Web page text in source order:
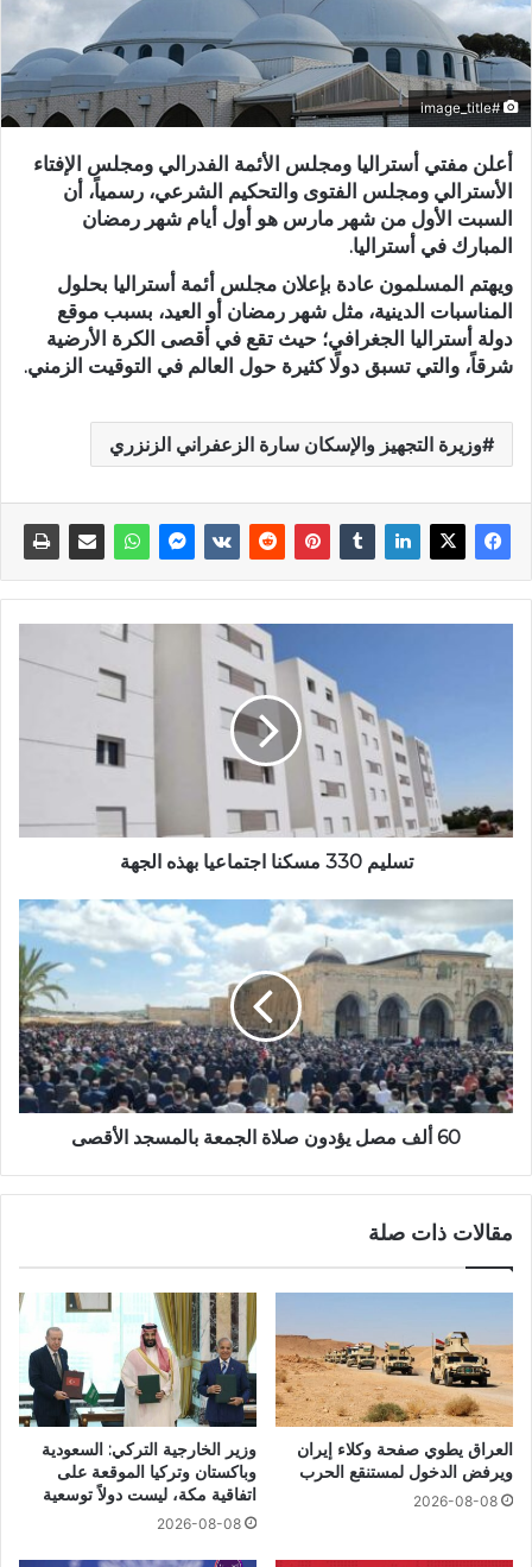
#image_title
أعلن مفتي أستراليا ومجلس الأئمة الفدرالي ومجلس الإفتاء
الأسترالي ومجلس الفتوى والتحكيم الشرعي، رسمياً، أن
السبت الأول من شهر مارس هو أول أيام شهر رمضان
المبارك في أستراليا.
ويهتم المسلمون عادة بإعلان مجلس أئمة أستراليا بحلول
المناسبات الدينية، مثل شهر رمضان أو العيد، بسبب موقع
دولة أستراليا الجغرافي؛ حيث تقع في أقصى الكرة الأرضية
شرقاً، والتي تسبق دولًا كثيرة حول العالم في التوقيت الزمني.
وزيرة التجهيز والإسكان سارة الزعفراني الزنزري
تسليم 330 مسكنا اجتماعيا بهذه الجهة
60 ألف مصل يؤدون صلاة الجمعة بالمسجد الأقصى
مقالات ذات صلة
العراق يطوي صفحة وكلاء إيران
ويرفض الدخول لمستنقع الحرب
2026-08-08
وزير الخارجية التركي: السعودية
وباكستان وتركيا الموقعة على
اتفاقية مكة، ليست دولاً توسعية
2026-08-08